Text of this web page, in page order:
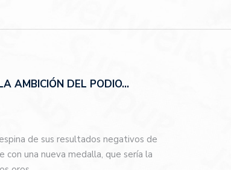
AMBICIÓN DEL PODIO…
de sus resultados negativos de
una nueva medalla, que sería la